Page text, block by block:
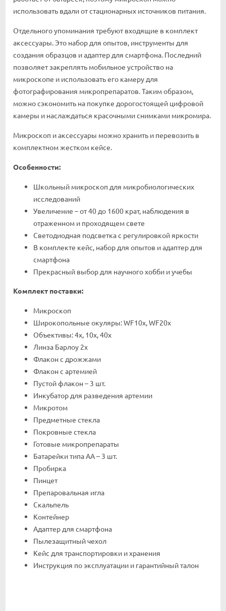
использовать вдали от стационарных источников питания.
Отдельного упоминания требуют входящие в комплект
аксессуары. Это набор для опытов, инструменты для
создания образцов и адаптер для смартфона. Последний
позволяет закреплять мобильное устройство на
микроскопе и использовать его камеру для
фотографирования микропрепаратов. Таким образом,
можно сэкономить на покупке дорогостоящей цифровой
камеры и наслаждаться красочными снимками микромира.
Микроскоп и аксессуары можно хранить и перевозить в
комплектном жестком кейсе.
Особенности:
Школьный микроскоп для микробиологических
исследований
Увеличение – от 40 до 1600 крат, наблюдения в
отраженном и проходящем свете
Светодиодная подсветка с регулировкой яркости
В комплекте кейс, набор для опытов и адаптер для
смартфона
Прекрасный выбор для научного хобби и учебы
Комплект поставки:
Микроскоп
Широкопольные окуляры: WF10x, WF20x
Объективы: 4x, 10x, 40x
Линза Барлоу 2х
Флакон с дрожжами
Флакон с артемией
Пустой флакон – 3 шт.
Инкубатор для разведения артемии
Микротом
Предметные стекла
Покровные стекла
Готовые микропрепараты
Батарейки типа АА – 3 шт.
Пробирка
Пинцет
Препаровальная игла
Скальпель
Контейнер
Адаптер для смартфона
Пылезащитный чехол
Кейс для транспортировки и хранения
Инструкция по эксплуатации и гарантийный талон